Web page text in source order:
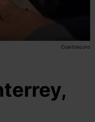
Cuartoscuro